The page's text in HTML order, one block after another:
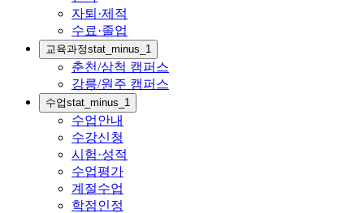
자퇴·제적
수료·졸업
교육과정stat_minus_1
춘천/삼척 캠퍼스
강릉/원주 캠퍼스
수업stat_minus_1
수업안내
수강신청
시험·성적
수업평가
계절수업
학점인정